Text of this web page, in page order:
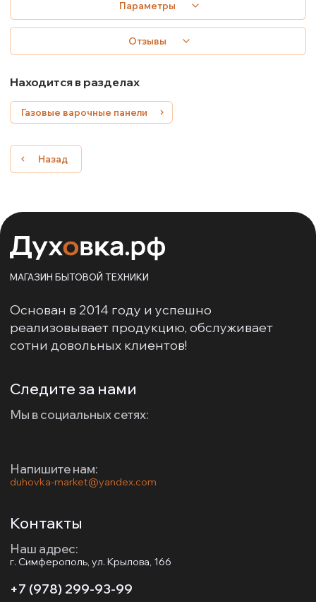
Параметры
Отзывы
Находится в разделах
Газовые варочные панели
Назад
МАГАЗИН БЫТОВОЙ ТЕХНИКИ
Основан в 2014 году и успешно
реализовывает продукцию, обслуживает
сотни довольных клиентов!
Следите за нами
Мы в социальных сетях:
Напишите нам:
duhovka-market@yandex.com
Контакты
Наш адрес:
г. Симферополь, ул. Крылова, 166
+7 (978) 299-93-99